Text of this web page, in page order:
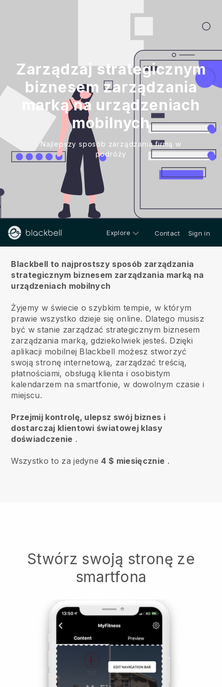
Zarządzaj strategicznym
biznesem zarządzania
marką na urządzeniach
mobilnych
Najlepszy sposób zarządzania firmą w
podróży
Explore Contact Sign in
Blackbell to najprostszy sposób zarządzania
strategicznym biznesem zarządzania marką na
urządzeniach mobilnych
Żyjemy w świecie o szybkim tempie, w którym
prawie wszystko dzieje się online. Dlatego musisz
być w stanie zarządzać strategicznym biznesem
zarządzania marką, gdziekolwiek jesteś. Dzięki
aplikacji mobilnej Blackbell możesz stworzyć
swoją stronę internetową, zarządzać treścią,
płatnościami, obsługą klienta i osobistym
kalendarzem na smartfonie, w dowolnym czasie i
miejscu.
Przejmij kontrolę, ulepsz swój biznes i
dostarczaj klientowi światowej klasy
doświadczenie .
Wszystko to za jedyne4 $ miesięcznie .
Stwórz swoją stronę ze
smartfona